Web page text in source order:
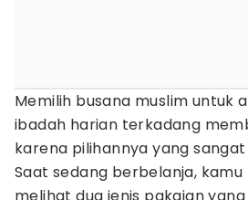
Memilih busana muslim untuk
ibadah harian terkadang
karena pilihannya yang
Saat sedang berbelanja,